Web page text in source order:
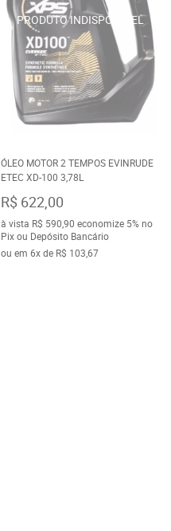
ÓLEO MOTOR 2 TEMPOS EVINRUDE
ETEC XD-100 3,78L
R$ 622,00
à vista R$ 590,90 economize 5%no
Pix ou Depósito Bancário
ou em 6xde R$ 103,67